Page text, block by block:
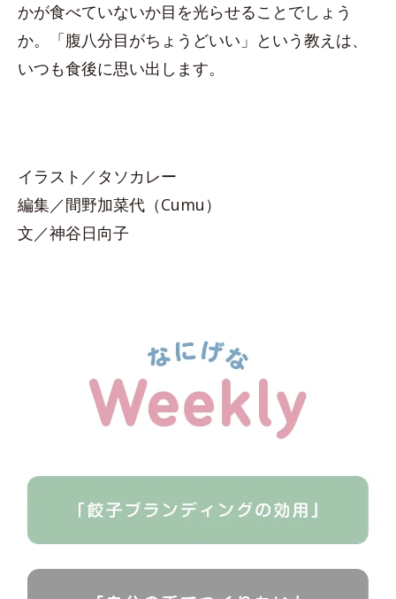
かが食べていないか目を光らせることでしょう
か。「腹八分目がちょうどいい」という教えは、
いつも食後に思い出します。
イラスト／タソカレー
編集／間野加菜代（Cumu）
文／神谷日向子